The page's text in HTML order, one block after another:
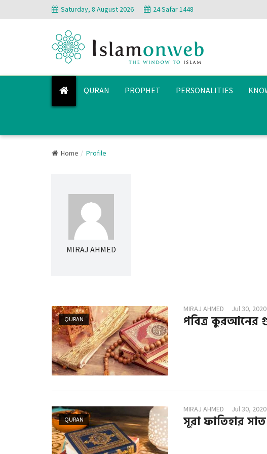
Saturday, 8 August 2026 24 Safar 1448
QURAN PROPHET PERSONALITIES
Home Profile
MIRAJ AHMED
QURAN
MIRAJ AHMED Jul 30, 2020
পবিত্র কুরআনের
QURAN
MIRAJ AHMED Jul 30, 2020
সূরা ফাতিহার